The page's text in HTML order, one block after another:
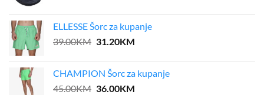
ELLESSE Šorc za kupanje
39.00KM Original
39.00KM.
31.20KMCurrent
31.20KM.
CHAMPION Šorc za kupanje
45.00KM Original
36.00KMCurrent